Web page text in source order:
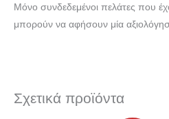
Μόνο συνδεδεμένοι πελάτες που
μπορούν να αφήσουν μία
Σχετικά προϊόντα